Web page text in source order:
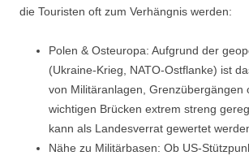
die Touristen oft zum Verhängnis werden:
Polen & Osteuropa: Aufgrund der
(Ukraine-Krieg, NATO-Ostflanke) ist
von Militäranlagen, Grenzübergängen
wichtigen Brücken extrem streng
kann als Landesverrat gewertet
Nähe zu Militärbasen: Ob US-